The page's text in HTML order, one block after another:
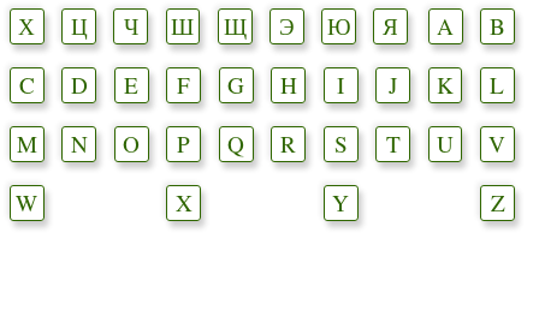
Х
Ц Ч Ш Щ Э Ю Я A
B
C
D E F G H I J K
L
M
N O P Q R S T U
V
W
X Y Z